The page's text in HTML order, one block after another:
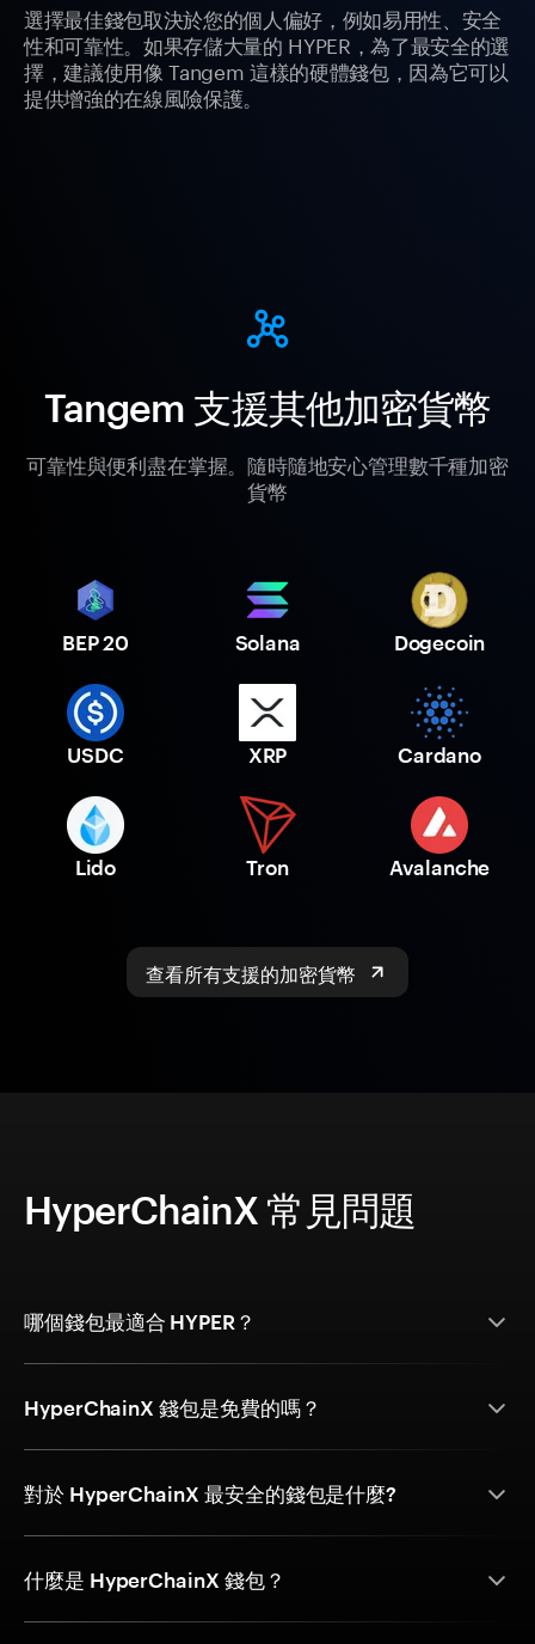
選擇最佳錢包取決於您的個人偏好，例如易用性、安全
性和可靠性。如果存儲大量的 HYPER，為了最安全的選
擇，建議使用像 Tangem 這樣的硬體錢包，因為它可以
提供增強的在線風險保護。
Tangem 支援其他加密貨幣
可靠性與便利盡在掌握。隨時隨地安心管理數千種加密
貨幣
BEP 20 Solana Dogecoin
USDC XRP Cardano
Lido Tron Avalanche
查看所有支援的加密貨幣
HyperChainX 常見問題
哪個錢包最適合 HYPER？
HyperChainX 錢包是免費的嗎？
對於 HyperChainX 最安全的錢包是什麼?
什麼是 HyperChainX 錢包？